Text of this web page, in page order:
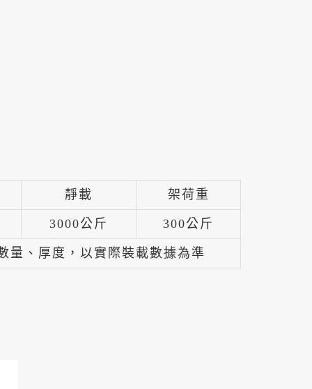
靜載 架荷重
3000公斤 300公斤
量、厚度，以實際裝載數據為準